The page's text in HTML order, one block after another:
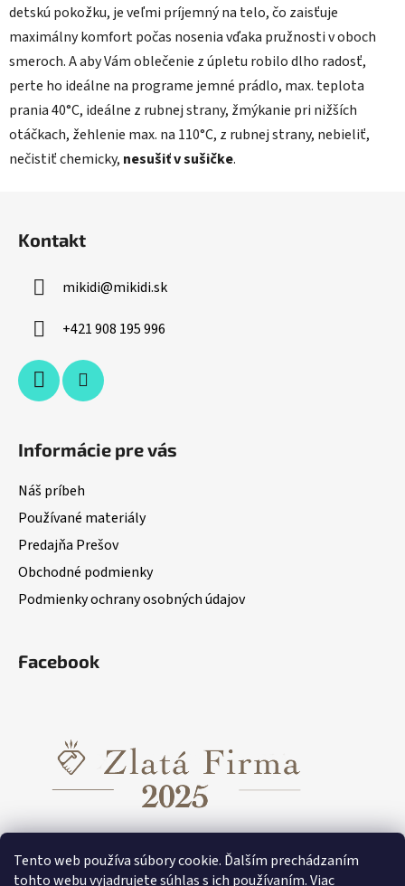
Tento web používa súbory cookie. Ďalším prechádzaním
tohto webu vyjadrujete súhlas s ich používaním. Viac
detskú pokožku, je veľmi príjemný na telo, čo zaisťuje
maximálny komfort počas nosenia vďaka pružnosti v oboch
smeroch. A aby Vám oblečenie z úpletu robilo dlho radosť,
perte ho ideálne na programe jemné prádlo, max. teplota
prania 40°C, ideálne z rubnej strany, žmýkanie pri nižších
otáčkach, žehlenie max. na 110°C, z rubnej strany, nebieliť,
nečistiť chemicky, nesušiť v sušičke.
Kontakt
mikidi@mikidi.sk
+421 908 195 996
Informácie pre vás
Náš príbeh
Používané materiály
Predajňa Prešov
Obchodné podmienky
Podmienky ochrany osobných údajov
Facebook